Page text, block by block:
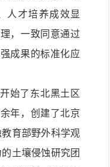
人才培养成效显
，一致同意通过
成果的标准化应
始了东北黑土区
年， 创 建了北京
育部野外科学观
土壤侵蚀研究团